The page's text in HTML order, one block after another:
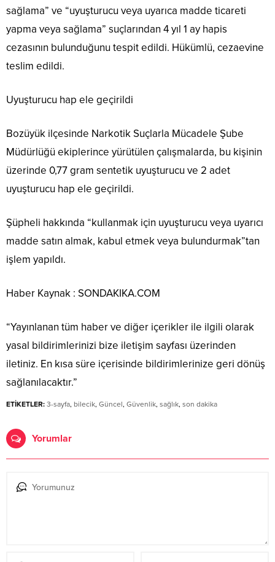
sağlama” ve “uyuşturucu veya uyarıca madde ticareti
yapma veya sağlama” suçlarından 4 yıl 1 ay hapis
cezasının bulunduğunu tespit edildi. Hükümlü, cezaevine
teslim edildi.
Uyuşturucu hap ele geçirildi
Bozüyük ilçesinde Narkotik Suçlarla Mücadele Şube
Müdürlüğü ekiplerince yürütülen çalışmalarda, bu kişinin
üzerinde 0,77 gram sentetik uyuşturucu ve 2 adet
uyuşturucu hap ele geçirildi.
Şüpheli hakkında “kullanmak için uyuşturucu veya uyarıcı
madde satın almak, kabul etmek veya bulundurmak”tan
işlem yapıldı.
Haber Kaynak : SONDAKIKA.COM
“Yayınlanan tüm haber ve diğer içerikler ile ilgili olarak
yasal bildirimlerinizi bize iletişim sayfası üzerinden
iletiniz. En kısa süre içerisinde bildirimlerinize geri dönüş
sağlanılacaktır.”
ETİKETLER: 3-sayfa, bilecik, Güncel, Güvenlik, sağlık, son dakika
Yorumlar